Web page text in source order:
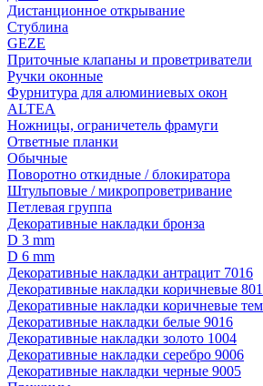
Дистанционное открывание
Стублина
GEZE
Приточные клапаны и проветриватели
Ручки оконные
Фурнитура для алюминиевых окон
ALTEA
Ножницы, ограничетель фрамуги
Ответные планки
Обычные
Поворотно откидные / блокиратора
Штульповые / микропроветривание
Петлевая группа
Декоративные накладки бронза
D 3 mm
D 6 mm
Декоративные накладки антрацит 7016
Декоративные накладки коричневые
Декоративные накладки коричневые
Декоративные накладки белые 9016
Декоративные накладки золото 1004
Декоративные накладки серебро 9006
Декоративные накладки черные 9005